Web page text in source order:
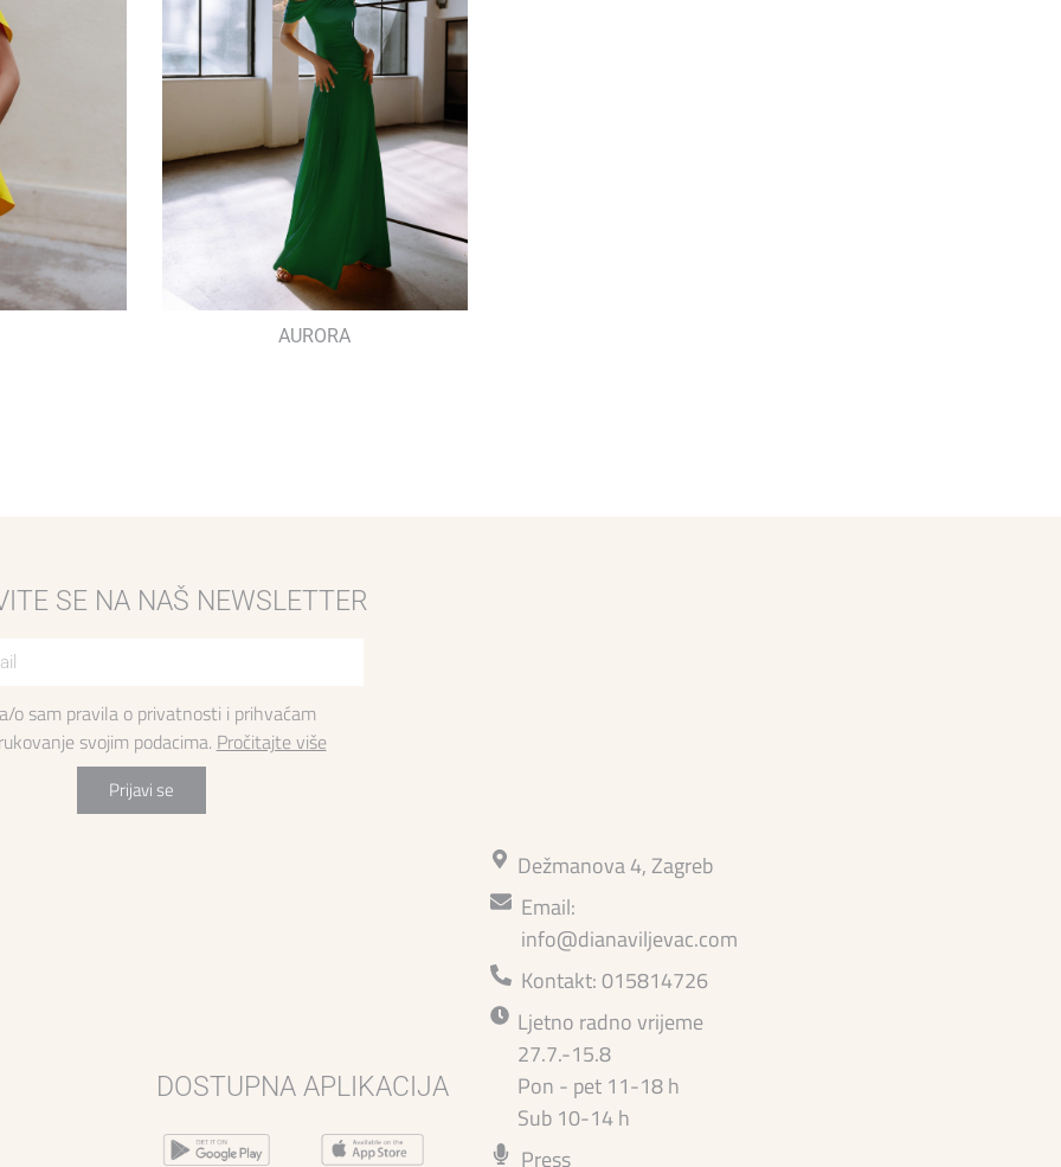
AURORA
SE NA NAŠ NEWSLETTER
o sam pravila o privatnosti i prihvaćam
svojim podacima. Pročitajte više
Prijavi se
DOSTUPNA APLIKACIJA
Dežmanova 4, Zagreb
Email:
info@dianaviljevac.com
Kontakt: 015814726
Ljetno radno vrijeme
27.7.-15.8
Pon - pet 11-18 h
Sub 10-14 h
Press